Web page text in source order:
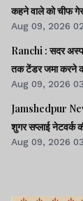
कहने वाले को चीफ
Aug 09, 2026
Ranchi : सदर
तक टेंडर जमा करने
Aug 09, 2026
Jamshedpur
शुगर सप्लाई नेटवर्क
Aug 09, 2026